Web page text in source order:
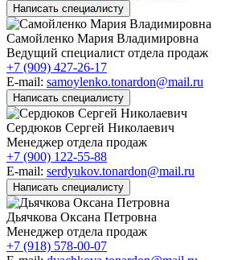
Написать специалисту
Самойленко Мария Владимировна
Ведущий специалист отдела продаж
+7 (909) 427-26-17
E-mail: samoylenko.tonardon@mail.ru
Написать специалисту
Сердюков Сергей Николаевич
Менеджер отдела продаж
+7 (900) 122-55-88
E-mail: serdyukov.tonardon@mail.ru
Написать специалисту
Дьячкова Оксана Петровна
Менеджер отдела продаж
+7 (918) 578-00-07